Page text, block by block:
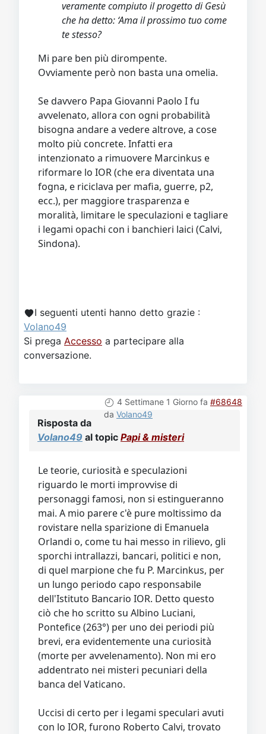
veramente compiuto il progetto di Gesù
che ha detto: ‘Ama il prossimo tuo come
te stesso?
Mi pare ben più dirompente.
Ovviamente però non basta una omelia.
Se davvero Papa Giovanni Paolo I fu
avvelenato, allora con ogni probabilità
bisogna andare a vedere altrove, a cose
molto più concrete. Infatti era
intenzionato a rimuovere Marcinkus e
riformare lo IOR (che era diventata una
fogna, e riciclava per mafia, guerre, p2,
ecc.), per maggiore trasparenza e
moralità, limitare le speculazioni e tagliare
i legami opachi con i banchieri laici (Calvi,
Sindona).
I seguenti utenti hanno detto grazie :
Volano49
Si prega Accesso a partecipare alla
conversazione.
4 Settimane 1 Giorno fa #68648
da Volano49
Risposta da
Volano49 al topic Papi & misteri
Le teorie, curiosità e speculazioni
riguardo le morti improvvise di
personaggi famosi, non si estingueranno
mai. A mio parere c'è pure moltissimo da
rovistare nella sparizione di Emanuela
Orlandi o, come tu hai messo in rilievo, gli
sporchi intrallazzi, bancari, politici e non,
di quel marpione che fu P. Marcinkus, per
un lungo periodo capo responsabile
dell'Istituto Bancario IOR. Detto questo
ciò che ho scritto su Albino Luciani,
Pontefice (263°) per uno dei periodi più
brevi, era evidentemente una curiosità
(morte per avvelenamento). Non mi ero
addentrato nei misteri pecuniari della
banca del Vaticano.
Uccisi di certo per i legami speculari avuti
con lo IOR, furono Roberto Calvi, trovato